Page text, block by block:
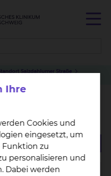
Salzdahlumer Straße
Fichtengrund
Ihre
Cookies und
eingesetzt, um
zu
personalisieren und
Dabei werden